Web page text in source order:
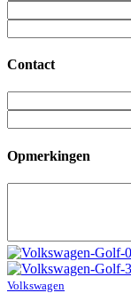
Contact
Opmerkingen
Volkswagen